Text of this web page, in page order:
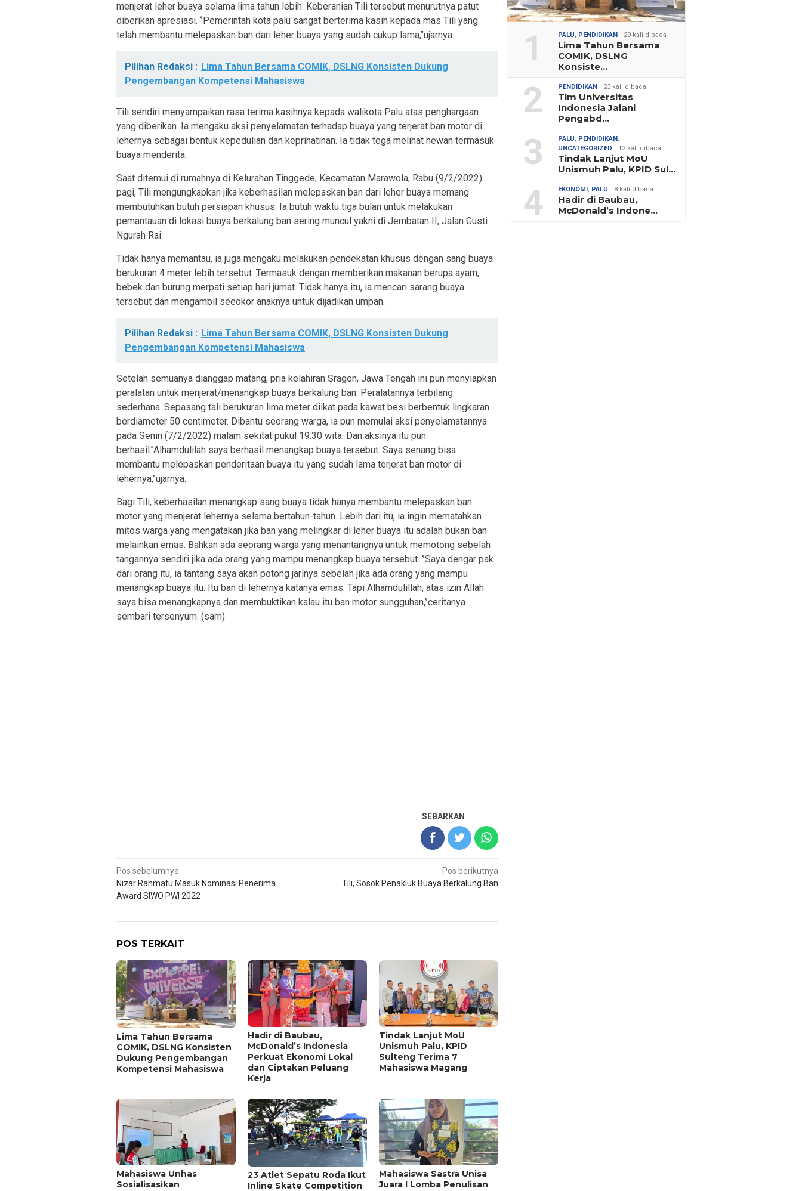
menjerat leher buaya selama lima tahun lebih. Keberanian Tili tersebut menurutnya patut
diberikan apresiasi. ‘’Pemerintah kota palu sangat berterima kasih kepada mas Tili yang
telah membantu melepaskan ban dari leher buaya yang sudah cukup lama,’’ujarnya.
Pilihan Redaksi : Lima Tahun Bersama COMIK, DSLNG Konsisten Dukung
Pengembangan Kompetensi Mahasiswa
Tili sendiri menyampaikan rasa terima kasihnya kepada walikota Palu atas penghargaan
yang diberikan. Ia mengaku aksi penyelamatan terhadap buaya yang terjerat ban motor di
lehernya sebagai bentuk kepedulian dan keprihatinan. Ia tidak tega melihat hewan termasuk
buaya menderita.
Saat ditemui di rumahnya di Kelurahan Tinggede, Kecamatan Marawola, Rabu (9/2/2022)
pagi, Tili mengungkapkan jika keberhasilan melepaskan ban dari leher buaya memang
membutuhkan butuh persiapan khusus. Ia butuh waktu tiga bulan untuk melakukan
pemantauan di lokasi buaya berkalung ban sering muncul yakni di Jembatan II, Jalan Gusti
Ngurah Rai.
Tidak hanya memantau, ia juga mengaku melakukan pendekatan khusus dengan sang buaya
berukuran 4 meter lebih tersebut. Termasuk dengan memberikan makanan berupa ayam,
bebek dan burung merpati setiap hari jumat. Tidak hanya itu, ia mencari sarang buaya
tersebut dan mengambil seeokor anaknya untuk dijadikan umpan.
Pilihan Redaksi : Lima Tahun Bersama COMIK, DSLNG Konsisten Dukung
Pengembangan Kompetensi Mahasiswa
Setelah semuanya dianggap matang, pria kelahiran Sragen, Jawa Tengah ini pun menyiapkan
peralatan untuk menjerat/menangkap buaya berkalung ban. Peralatannya terbilang
sederhana. Sepasang tali berukuran lima meter diikat pada kawat besi berbentuk lingkaran
berdiameter 50 centimeter. Dibantu seorang warga, ia pun memulai aksi penyelamatannya
pada Senin (7/2/2022) malam sekitat pukul 19.30 wita. Dan aksinya itu pun
berhasil.’’Alhamdulilah saya berhasil menangkap buaya tersebut. Saya senang bisa
membantu melepaskan penderitaan buaya itu yang sudah lama terjerat ban motor di
lehernya,’’ujarnya.
Bagi Tili, keberhasilan menangkap sang buaya tidak hanya membantu melepaskan ban
motor yang menjerat lehernya selama bertahun-tahun. Lebih dari itu, ia ingin mematahkan
mitos warga yang mengatakan jika ban yang melingkar di leher buaya itu adalah bukan ban
melainkan emas. Bahkan ada seorang warga yang menantangnya untuk memotong sebelah
tangannya sendiri jika ada orang yang mampu menangkap buaya tersebut. ‘’Saya dengar pak
dari orang itu, ia tantang saya akan potong jarinya sebelah jika ada orang yang mampu
menangkap buaya itu. Itu ban di lehernya katanya emas. Tapi Alhamdulillah, atas izin Allah
saya bisa menangkapnya dan membuktikan kalau itu ban motor sungguhan,’’ceritanya
sembari tersenyum. (sam)
SEBARKAN
Navigasi
pos
Pos sebelumnya
Nizar Rahmatu Masuk Nominasi Penerima
Award SIWO PWI 2022
Pos berikutnya
Tili, Sosok Penakluk Buaya Berkalung Ban
POS TERKAIT
Lima Tahun Bersama
COMIK, DSLNG Konsisten
Dukung Pengembangan
Kompetensi Mahasiswa
Hadir di Baubau,
McDonald’s Indonesia
Perkuat Ekonomi Lokal
dan Ciptakan Peluang
Kerja
Tindak Lanjut MoU
Unismuh Palu, KPID
Sulteng Terima 7
Mahasiswa Magang
Mahasiswa Unhas
Sosialisasikan
23 Atlet Sepatu Roda Ikut
Inline Skate Competition
Mahasiswa Sastra Unisa
Juara I Lomba Penulisan
1 PALU, PENDIDIKAN 29 kali dibaca
Lima Tahun Bersama
COMIK, DSLNG
Konsiste…
2 PENDIDIKAN 23 kali dibaca
Tim Universitas
Indonesia Jalani
Pengabd…
3 PALU, PENDIDIKAN ,
UNCATEGORIZED
12 kali dibaca
Tindak Lanjut MoU
Unismuh Palu, KPID Sul…
4 EKONOMI , PALU 8 kali dibaca
Hadir di Baubau,
McDonald’s Indone…